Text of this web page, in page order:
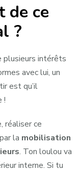
de ce
?
plusieurs intérêts
avec lui, un
est qu’il
!
réaliser ce
la mobilisation
. Ton loulou va
interne. Si tu